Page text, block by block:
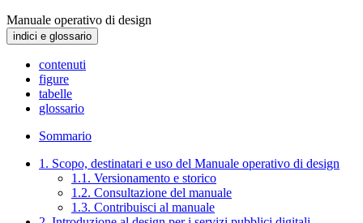
Manuale operativo di design
indici e glossario
contenuti
figure
tabelle
glossario
Sommario
1. Scopo, destinatari e uso del Manuale operativo di design
1.1. Versionamento e storico
1.2. Consultazione del manuale
1.3. Contribuisci al manuale